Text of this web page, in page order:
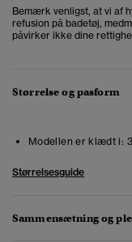
Bemærk venligst, at vi af
refusion på badetøj,
påvirker ikke dine
Størrelse og pasform
Modellen er klædt i:
Størrelsesguide
Sammensætning og